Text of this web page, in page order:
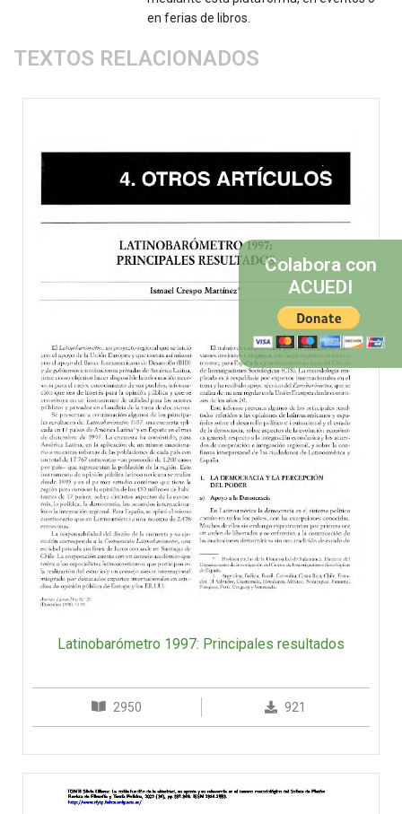
en ferias de libros.
TEXTOS RELACIONADOS
Latinobarómetro 1997: Principales resultados
2950 921
Colabora con
ACUEDI